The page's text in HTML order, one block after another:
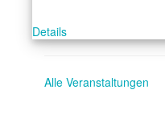
Details
Alle Veranstaltungen